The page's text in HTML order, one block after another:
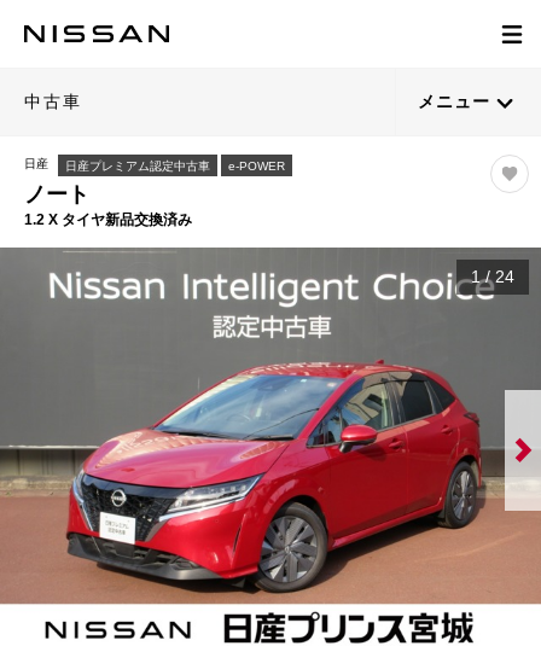
中古車 メニュー
日産 日産プレミアム認定中古車 e-POWER
ノート
1.2 X タイヤ新品交換済み
1/24